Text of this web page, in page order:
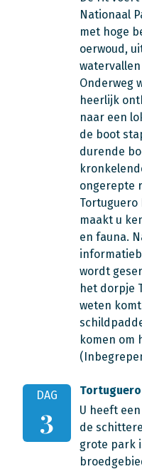
Nationaal
met hoge
oerwoud,
Onderweg
heerlijk
naar een
de boot
durende
ongerepte
Tortuguero
maakt u
en fauna.
wordt
het dorpje
weten
komen om
DAG
3
U heeft
de
grote park